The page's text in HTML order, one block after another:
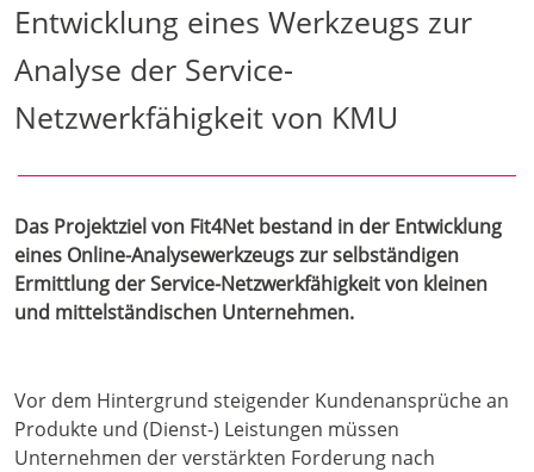
Entwicklung eines Werkzeugs zur
Analyse der Service-
Netzwerkfähigkeit von KMU
Das Projektziel von Fit4Net bestand in der Entwicklung
eines Online-Analysewerkzeugs zur selbständigen
Ermittlung der Service-Netzwerkfähigkeit von kleinen
und mittelständischen Unternehmen.
Vor dem Hintergrund steigender Kundenansprüche an
Produkte und (Dienst-) Leistungen müssen
Unternehmen der verstärkten Forderung nach